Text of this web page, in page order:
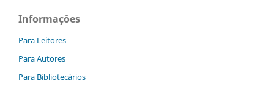
Informações
Para Leitores
Para Autores
Para Bibliotecários